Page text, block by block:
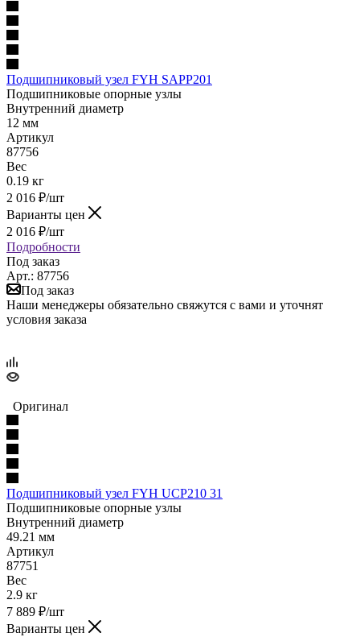
Подшипниковый узел FYH SAPP201
Подшипниковые опорные узлы
Внутренний диаметр
12 мм
Артикул
87756
Вес
0.19 кг
2 016 ₽/шт
Варианты цен
2 016 ₽/шт
Подробности
Под заказ
Арт.: 87756
Под заказ
Наши менеджеры обязательно свяжутся с вами и уточнят
условия заказа
Оригинал
Подшипниковый узел FYH UCP210 31
Подшипниковые опорные узлы
Внутренний диаметр
49.21 мм
Артикул
87751
Вес
2.9 кг
7 889 ₽/шт
Варианты цен